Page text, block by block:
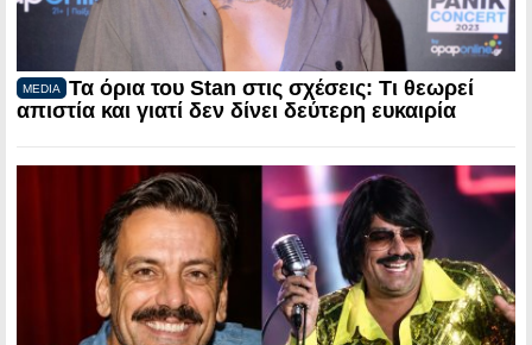
MEDIA
Τα όρια του Stan στις σχέσεις: Τι θεωρεί
απιστία και γιατί δεν δίνει δεύτερη ευκαιρία